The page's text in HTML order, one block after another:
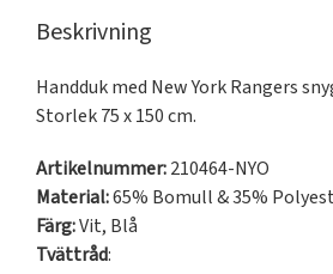
Beskrivning
Handduk med New York Rangers
Storlek 75 x 150 cm.
Artikelnummer:210464-NYO
Material:65% Bomull & 35%
Färg:Vit, Blå
Tvättråd: